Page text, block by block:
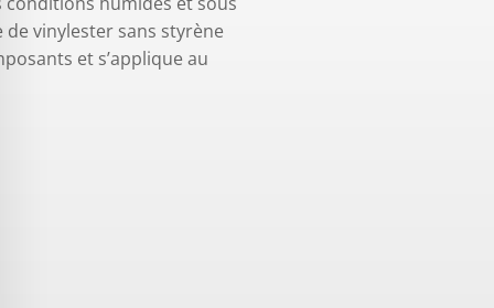
de vinylester sans styrène
et s’applique au